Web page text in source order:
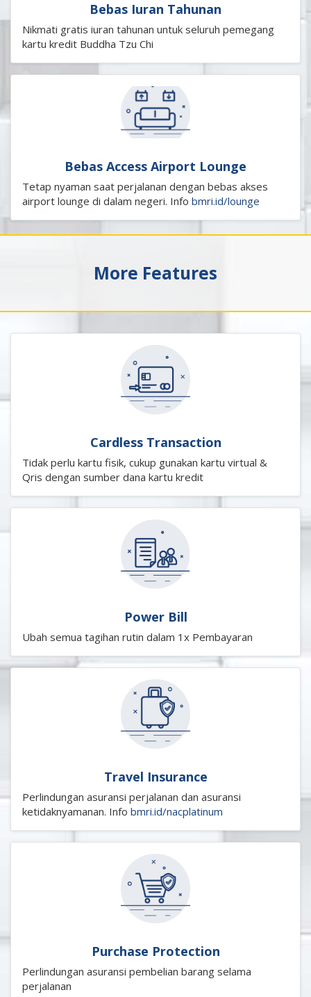
Bebas Iuran Tahunan
Nikmati gratis iuran tahunan untuk seluruh pemegang
kartu kredit Buddha Tzu Chi
Bebas Access Airport Lounge
Tetap nyaman saat perjalanan dengan bebas akses
airport lounge di dalam negeri. Info bmri.id/lounge
More Features
Cardless Transaction
Tidak perlu kartu fisik, cukup gunakan kartu virtual &
Qris dengan sumber dana kartu kredit
Power Bill
Ubah semua tagihan rutin dalam 1x Pembayaran
Travel Insurance
Perlindungan asuransi perjalanan dan asuransi
ketidaknyamanan. Info bmri.id/nacplatinum
Purchase Protection
Perlindungan asuransi pembelian barang selama
perjalanan